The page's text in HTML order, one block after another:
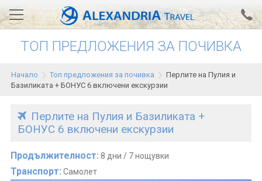
Вход за агенти Проверка на резервация
АЛЕКСАНДРИЯ хотели
Турция
Гърция
Египет
ТОП ПРЕДЛОЖЕНИЯ ЗА ПОЧИВКА
Начало Топ предложения за почивка
Перлите на Пулия и
Базиликата + БОНУС 6 включени екскурзии
Перлите на Пулия и Базиликата +
БОНУС 6 включени екскурзии
Продължителност: 8 дни / 7 нощувки
Транспорт: Самолет